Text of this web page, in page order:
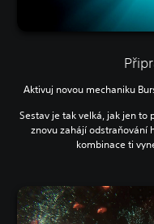
Aktivuj novou mechaniku
Sestav je tak velká, jak jen to
znovu zahájí odstraňování
kombinace ti